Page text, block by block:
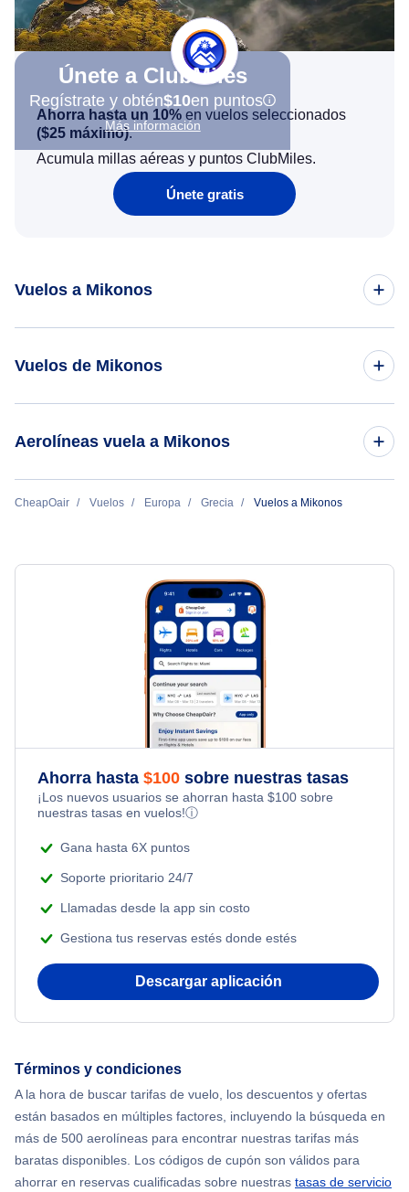
Únete a ClubMiles
Regístrate y obtén$10en puntos
Más información
Ahorra hasta un 10% en vuelos seleccionados
($25 máximo).
Acumula millas aéreas y puntos ClubMiles.
Únete gratis
Vuelos a Mikonos
Vuelos de Londres a Mikonos
Vuelos de Mikonos
Aerolíneas vuela a Mikonos
Aegean Airlines
CheapOair Vuelos Europa Grecia Vuelos a Mikonos
Ahorra hasta $100 sobre nuestras tasas
¡Los nuevos usuarios se ahorran hasta $100 sobre
nuestras tasas en vuelos!ⓘ
Gana hasta 6X puntos
Soporte prioritario 24/7
Llamadas desde la app sin costo
Gestiona tus reservas estés donde estés
Descargar aplicación
Términos y condiciones
A la hora de buscar tarifas de vuelo, los descuentos y ofertas
están basados en múltiples factores, incluyendo la búsqueda en
más de 500 aerolíneas para encontrar nuestras tarifas más
baratas disponibles. Los códigos de cupón son válidos para
ahorrar en reservas cualificadas sobre nuestras tasas de servicio